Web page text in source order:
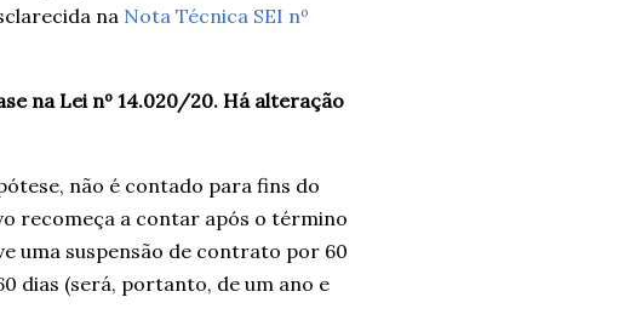
na Nota Técnica SEI nº
na Lei nº 14.020/20. Há alteração
não é contado para fins do
recomeça a contar após o término
uma suspensão de contrato por 60
dias (será, portanto, de um ano e